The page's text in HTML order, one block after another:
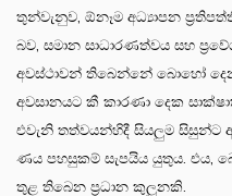
තුන්වැනුව, ඕනෑම අධ්‍යාපන
බව, සමාන සාධාරණත්වය සහ
අවස්ථාවන් තිබෙන්නේ බොහෝ
අවසානයට කී කාරණා දෙක
එවැනි තත්වයන්හිදී සියලුම සිසුන්ට
ණය පහසුකම් සැපයිය යුතුය. එය,
තුළ තිබෙන ප්‍රධාන කුලුනකි.